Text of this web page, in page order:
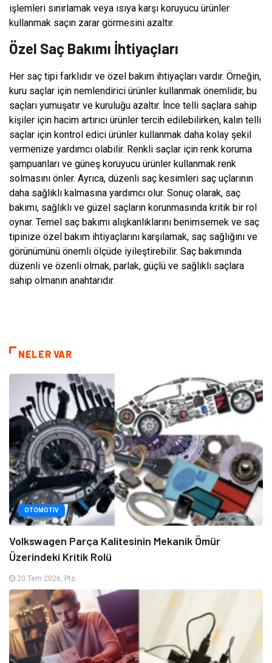
işlemleri sınırlamak veya ısıya karşı koruyucu ürünler
kullanmak saçın zarar görmesini azaltır.
Özel Saç Bakımı İhtiyaçları
Her saç tipi farklıdır ve özel bakım ihtiyaçları vardır. Örneğin,
kuru saçlar için nemlendirici ürünler kullanmak önemlidir, bu
saçları yumuşatır ve kuruluğu azaltır. İnce telli saçlara sahip
kişiler için hacim artırıcı ürünler tercih edilebilirken, kalın telli
saçlar için kontrol edici ürünler kullanmak daha kolay şekil
vermenize yardımcı olabilir. Renkli saçlar için renk koruma
şampuanları ve güneş koruyucu ürünler kullanmak renk
solmasını önler. Ayrıca, düzenli saç kesimleri saç uçlarının
daha sağlıklı kalmasına yardımcı olur. Sonuç olarak, saç
bakımı, sağlıklı ve güzel saçların korunmasında kritik bir rol
oynar. Temel saç bakımı alışkanlıklarını benimsemek ve saç
tipinize özel bakım ihtiyaçlarını karşılamak, saç sağlığını ve
görünümünü önemli ölçüde iyileştirebilir. Saç bakımında
düzenli ve özenli olmak, parlak, güçlü ve sağlıklı saçlara
sahip olmanın anahtarıdır.
NELER VAR
OTOMOTIV
Volkswagen Parça Kalitesinin Mekanik Ömür
Üzerindeki Kritik Rolü
20 Tem 2026, Pts